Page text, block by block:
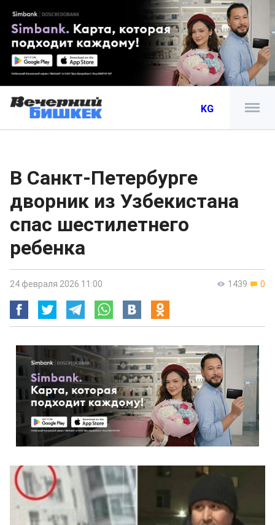
KG
В Санкт-Петербурге
дворник из Узбекистана
спас шестилетнего
ребенка
1439 0
24 февраля 2026 11:00